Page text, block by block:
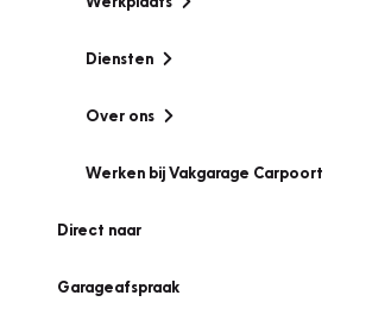
Diensten
Over ons
Werken bij Vakgarage Carpoort
Direct naar
Garageafspraak